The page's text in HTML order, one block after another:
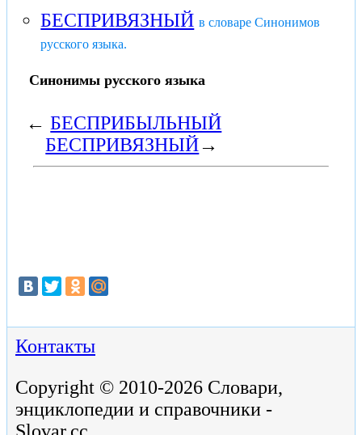
БЕСПРИВЯЗНЫЙ в словаре Синонимов
русского языка.
Синонимы русского языка
←БЕСПРИБЫЛЬНЫЙ
БЕСПРИВЯЗНЫЙ→
Контакты
Copyright © 2010-2026 Словари,
энциклопедии и справочники -